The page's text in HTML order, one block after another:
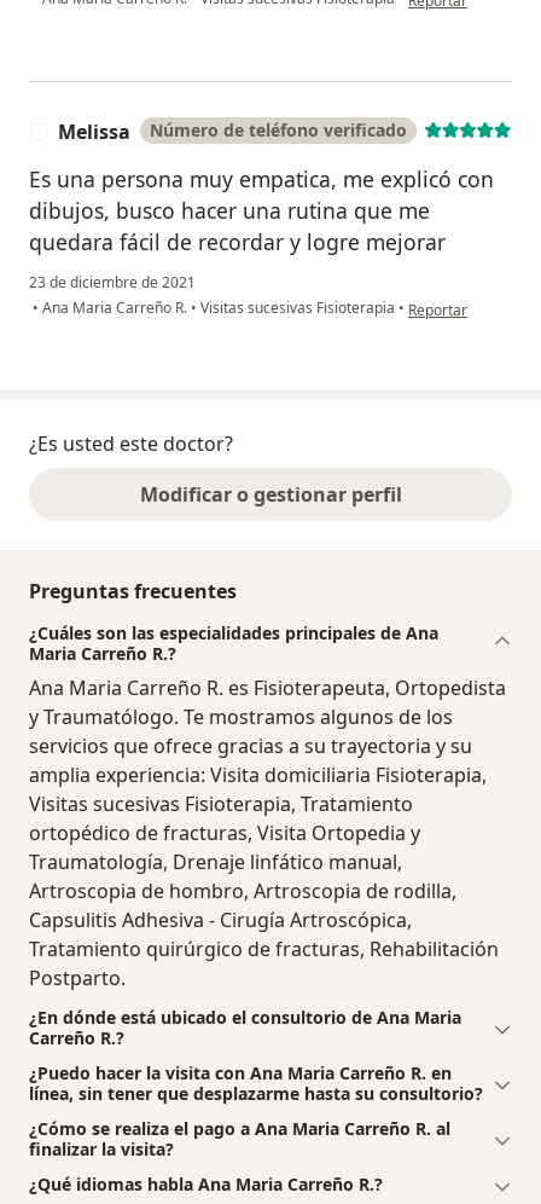
Melissa Número de teléfono verificado
Es una persona muy empatica, me explicó con
dibujos, busco hacer una rutina que me
quedara fácil de recordar y logre mejorar
23 de diciembre de 2021
• Ana Maria Carreño R. • Visitas sucesivas Fisioterapia • en opinión del
Reportar
¿Es usted este doctor?
Modificar o gestionar perfil
Preguntas frecuentes
¿Cuáles son las especialidades principales de Ana
Maria Carreño R.?
Ana Maria Carreño R. es Fisioterapeuta, Ortopedista
y Traumatólogo. Te mostramos algunos de los
servicios que ofrece gracias a su trayectoria y su
amplia experiencia: Visita domiciliaria Fisioterapia,
Visitas sucesivas Fisioterapia, Tratamiento
ortopédico de fracturas, Visita Ortopedia y
Traumatología, Drenaje linfático manual,
Artroscopia de hombro, Artroscopia de rodilla,
Capsulitis Adhesiva - Cirugía Artroscópica,
Tratamiento quirúrgico de fracturas, Rehabilitación
Postparto.
¿En dónde está ubicado el consultorio de Ana Maria
Carreño R.?
¿Puedo hacer la visita con Ana Maria Carreño R. en
línea, sin tener que desplazarme hasta su consultorio?
¿Cómo se realiza el pago a Ana Maria Carreño R. al
finalizar la visita?
¿Qué idiomas habla Ana Maria Carreño R.?